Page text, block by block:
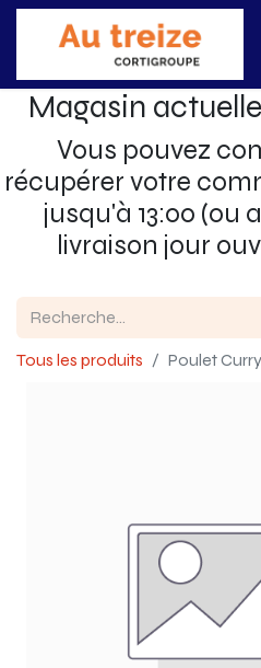
Magasin
Vous pouvez
récupérer votre
jusqu'à 13:00 (ou
livraison jour
Tous les produits Poulet